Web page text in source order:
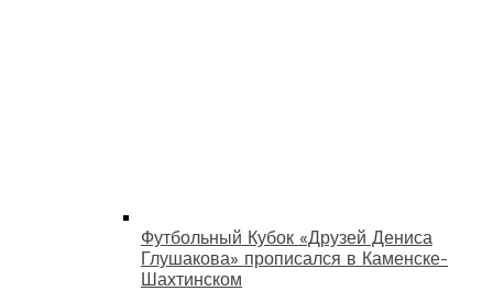
Футбольный Кубок «Друзей Дениса
Глушакова» прописался в Каменске-
Шахтинском